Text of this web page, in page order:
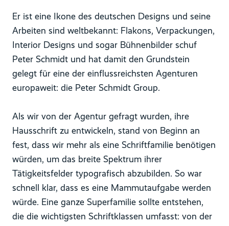
Er ist eine Ikone des deutschen Designs und seine
Arbeiten sind weltbekannt: Flakons, Verpackungen,
Interior Designs und sogar Bühnenbilder schuf
Peter Schmidt und hat damit den Grundstein
gelegt für eine der einflussreichsten Agenturen
europaweit: die Peter Schmidt Group.
Als wir von der Agentur gefragt wurden, ihre
Hausschrift zu entwickeln, stand von Beginn an
fest, dass wir mehr als eine Schriftfamilie benötigen
würden, um das breite Spektrum ihrer
Tätigkeitsfelder typografisch abzubilden. So war
schnell klar, dass es eine Mammutaufgabe werden
würde. Eine ganze Superfamilie sollte entstehen,
die die wichtigsten Schriftklassen umfasst: von der